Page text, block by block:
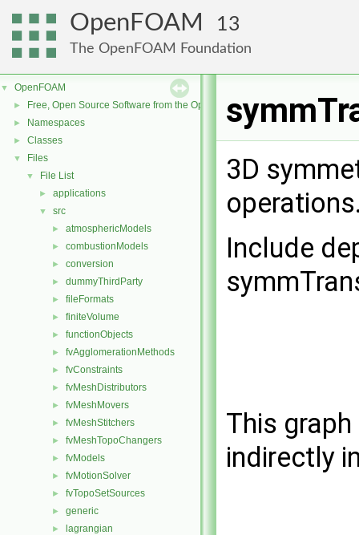
OpenFOAM 13
The OpenFOAM Foundation
▼ OpenFOAM
► Free, Open Source Software from the OpenFOAM Foundation
► Namespaces
► Classes
▼ Files
▼ File List
► applications
▼ src
► atmosphericModels
► combustionModels
► conversion
► dummyThirdParty
► fileFormats
► finiteVolume
► functionObjects
► fvAgglomerationMethods
► fvConstraints
► fvMeshDistributors
► fvMeshMovers
► fvMeshStitchers
► fvMeshTopoChangers
► fvModels
► fvMotionSolver
► fvTopoSetSources
► generic
► lagrangian
3D
Include
This
indirectly